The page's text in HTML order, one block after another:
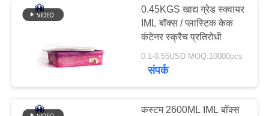
ब्लॉग
0.45KGS खाद्य ग्रेड स्क्वायर
IML बॉक्स / प्लास्टिक केक
कंटेनर स्क्रैच प्रतिरोधी
0.1-0.55USD MOQ:10000pcs
संपर्क
कस्टम 2600ML IML बॉक्स